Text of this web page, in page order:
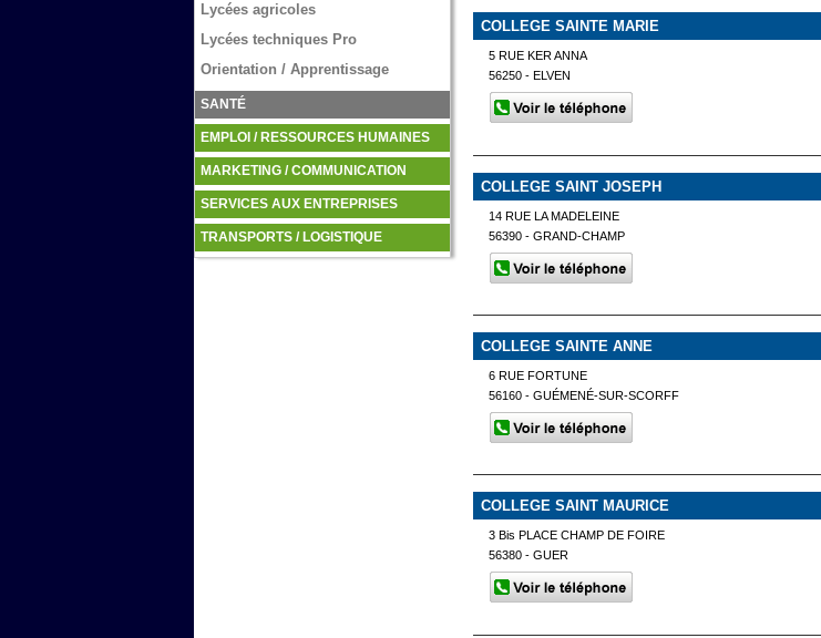
Lycées agricoles
Lycées techniques Pro
Orientation / Apprentissage
SANTÉ
EMPLOI / RESSOURCES HUMAINES
MARKETING / COMMUNICATION
SERVICES AUX ENTREPRISES
TRANSPORTS / LOGISTIQUE
COLLEGE SAINTE MARIE
5 RUE KER ANNA
56250 - ELVEN
COLLEGE SAINT JOSEPH
14 RUE LA MADELEINE
56390 - GRAND-CHAMP
COLLEGE SAINTE ANNE
6 RUE FORTUNE
56160 - GUÉMENÉ-SUR-SCORFF
COLLEGE SAINT MAURICE
3 Bis PLACE CHAMP DE FOIRE
56380 - GUER